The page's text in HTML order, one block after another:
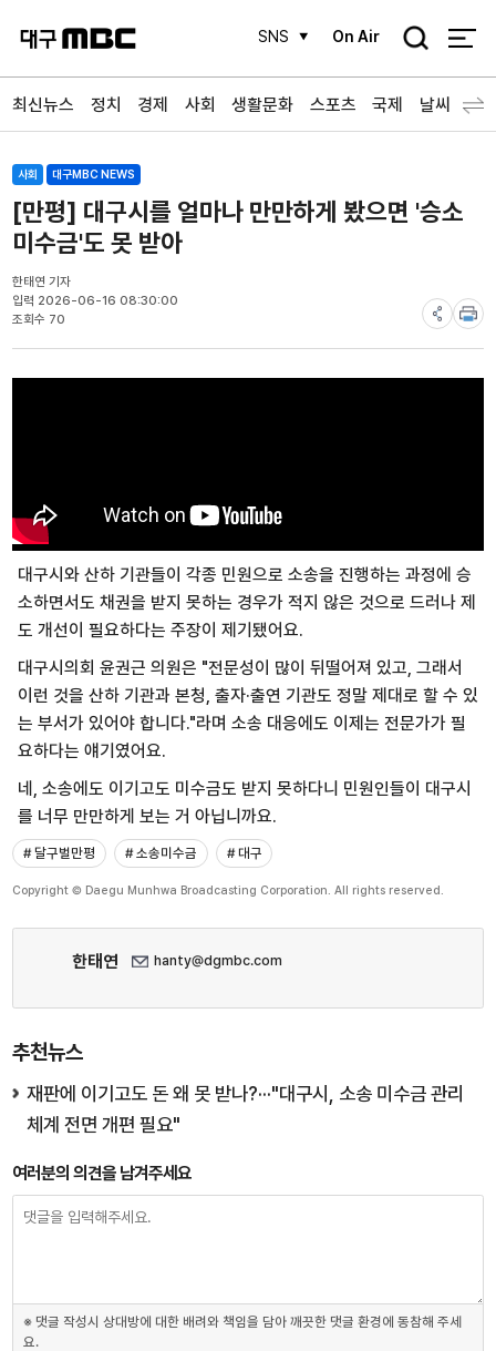
SNS On Air
검
최신뉴스 정치 경제 사회 생활문화 스포츠 국제 날씨
사회 대구MBC NEWS
[만평] 대구시를 얼마나 만만하게 봤으면 '승소
미수금'도 못 받아
한태연 기자
입력 2026-06-16 08:30:00
조회수 70
대구시와 산하 기관들이 각종 민원으로 소송을 진행하는 과정에 승
소하면서도 채권을 받지 못하는 경우가 적지 않은 것으로 드러나 제
도 개선이 필요하다는 주장이 제기됐어요.
대구시의회 윤권근 의원은 "전문성이 많이 뒤떨어져 있고, 그래서
이런 것을 산하 기관과 본청, 출자·출연 기관도 정말 제대로 할 수 있
는 부서가 있어야 합니다."라며 소송 대응에도 이제는 전문가가 필
요하다는 얘기였어요.
네, 소송에도 이기고도 미수금도 받지 못하다니 민원인들이 대구시
를 너무 만만하게 보는 거 아닙니까요.
# 달구벌만평 # 소송미수금 # 대구
Copyright © Daegu Munhwa Broadcasting Corporation. All rights reserved.
한태연 hanty@dgmbc.com
추천뉴스
재판에 이기고도 돈 왜 못 받나?···"대구시, 소송 미수금 관리
체계 전면 개편 필요"
여러분의 의견을 남겨주세요
※ 댓글 작성시 상대방에 대한 배려와 책임을 담아 깨끗한 댓글 환경에 동참해 주세
요.